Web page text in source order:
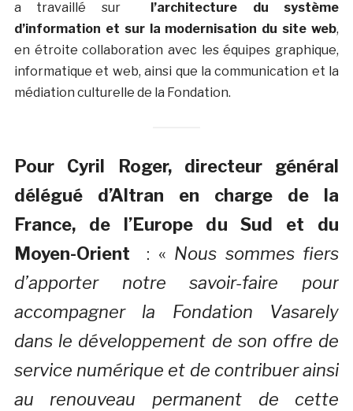
a travaillé sur
l’architecture du système
d’information et sur la modernisation du site web,
en étroite collaboration avec les équipes graphique,
informatique et web, ainsi que la communication et la
médiation culturelle de la Fondation.
Pour Cyril Roger, directeur général
délégué d’Altran en charge de la
France, de l’Europe du Sud et du
Moyen-Orient : « Nous sommes fiers
d’apporter notre savoir-faire pour
accompagner la Fondation Vasarely
dans le développement de son offre de
service numérique et de contribuer ainsi
au renouveau permanent de cette